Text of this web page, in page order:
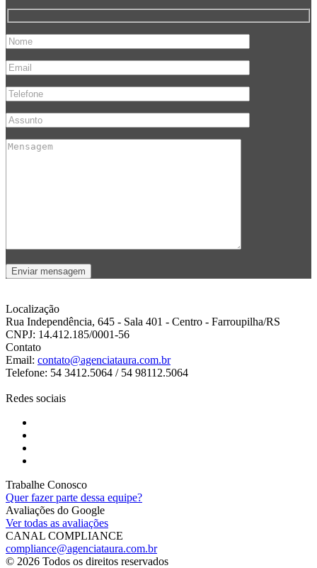
Enviar mensagem
Localização
Rua Independência, 645 - Sala 401 - Centro - Farroupilha/RS
CNPJ: 14.412.185/0001-56
Contato
Email: contato@agenciataura.com.br
Telefone: 54 3412.5064 / 54 98112.5064
Redes sociais
Trabalhe Conosco
Quer fazer parte dessa equipe?
Avaliações do Google
Ver todas as avaliações
CANAL COMPLIANCE
compliance@agenciataura.com.br
© 2026 Todos os direitos reservados